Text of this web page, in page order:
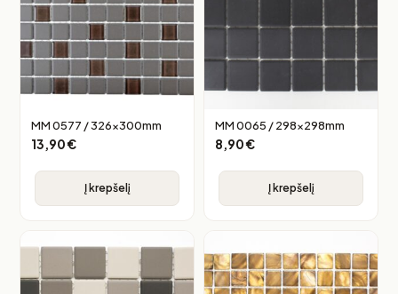
MM 0577 / 326x300mm
13,90€
Į krepšelį
MM 0065 / 298x298mm
8,90€
Į krepšelį